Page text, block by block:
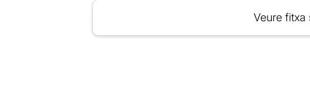
Veure fitxa